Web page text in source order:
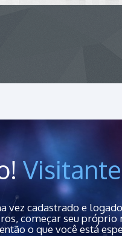
vez cadastrado e
começar seu
o que você está